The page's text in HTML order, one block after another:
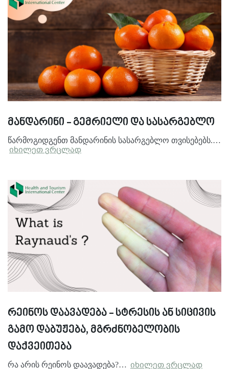
მანდარინი - გემრიელი და სასარგებლო
წარმოგიდგენთ მანდარინის სასარგებლო თვისებებს.…
იხილეთ ვრცლად
რეინოს დაავადება - სტრესის ან სიცივის
გამო დაბუჟება, მგრძნობელობის
დაქვეითება
რა არის რეინოს დაავადება?… იხილეთ ვრცლად